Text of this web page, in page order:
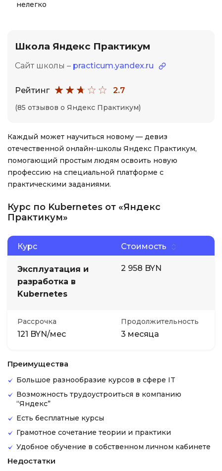
нелегко
Школа Яндекс Практикум
Сайт школы – practicum.yandex.ru
Рейтинг 2.7
(85 отзывов о Яндекс Практикум)
Каждый может научиться новому — девиз
отечественной онлайн-школы Яндекс Практикум,
помогающий простым людям освоить новую
профессию на специальной платформе с
практическими заданиями.
Курс по Kubernetes от «Яндекс
Практикум»
Курс Стоимость
Эксплуатация и
разработка в
Kubernetes
2 958 BYN
Рассрочка
121 BYN/мес
Продолжительность
3 месяца
Преимущества
Большое разнообразие курсов в сфере IT
Возможность трудоустроиться в компанию
“Яндекс”
Есть бесплатные курсы
Грамотное сочетание теории и практики
Удобное обучение в собственном личном кабинете
Недостатки